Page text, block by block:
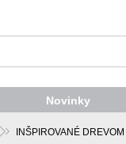
INŠPIROVANÉ DREVOM
Novinky